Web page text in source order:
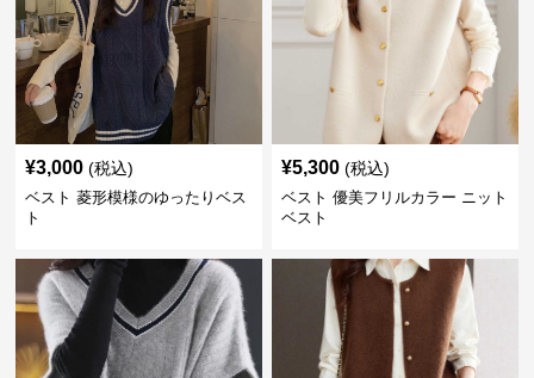
¥3,000 (税込)
ベスト 菱形模様のゆったりベス
ト
¥5,300 (税込)
ベスト 優美フリルカラー ニット
ベスト